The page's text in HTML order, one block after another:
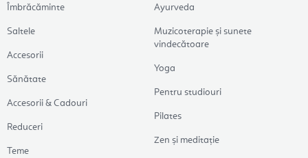
Îmbrăcăminte
Saltele
Accesorii
Sănătate
Accesorii & Cadouri
Reduceri
Teme
Ayurveda
Muzicoterapie și sunete
vindecătoare
Yoga
Pentru studiouri
Pilates
Zen și meditație